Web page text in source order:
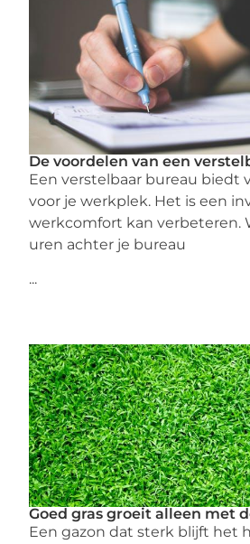
De voordelen van een
Een verstelbaar bureau biedt
voor je werkplek. Het is een
werkcomfort kan verbeteren.
uren achter je bureau
...
Goed gras groeit alleen met
Een gazon dat sterk blijft het